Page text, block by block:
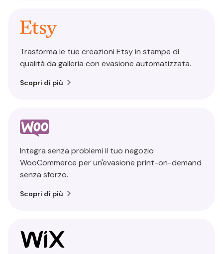
Trasforma le tue creazioni Etsy in stampe di
qualità da galleria con evasione automatizzata.
Scopri di più
Integra senza problemi il tuo negozio
WooCommerce per un'evasione print-on-demand
senza sforzo.
Scopri di più